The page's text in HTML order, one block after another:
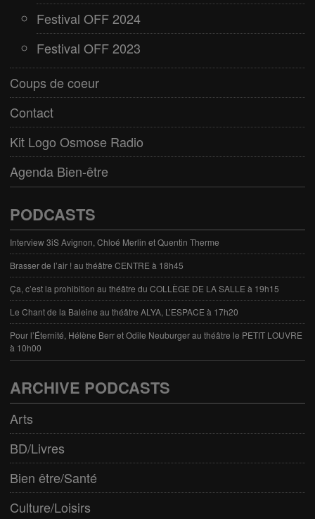
Festival OFF 2024
Festival OFF 2023
Coups de coeur
Contact
Kit Logo Osmose Radio
Agenda Bien-être
PODCASTS
Interview 3iS Avignon, Chloé Merlin et Quentin Therme
Brasser de l’air ! au théâtre CENTRE à 18h45
Ça, c’est la prohibition au théâtre du COLLÈGE DE LA SALLE à 19h15
Le Chant de la Baleine au théâtre ALYA, L’ESPACE à 17h20
Pour l’Éternité, Hélène Berr et Odile Neuburger au théâtre le PETIT LOUVRE
à 10h00
ARCHIVE PODCASTS
Arts
BD/Livres
Bien être/Santé
Culture/Loisirs